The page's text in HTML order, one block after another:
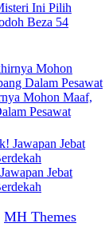
Ini Pilih
Beza 54
Mohon Maaf,
Pesawat
Jebat
MH Themes